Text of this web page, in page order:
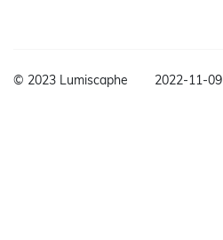
© 2023 Lumiscaphe 2022-11-09